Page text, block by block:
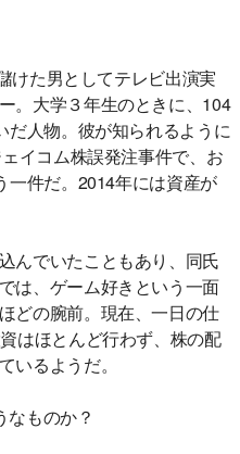
けた男としてテレビ出演実
。大学３年生のときに、104
だ人物。彼が知られるように
イコム株誤発注事件で、お
一件だ。2014年には資産が
んでいたこともあり、同氏
は、ゲーム好きという一面
どの腕前。現在、一日の仕
はほとんど行わず、株の配
いるようだ。
なものか？